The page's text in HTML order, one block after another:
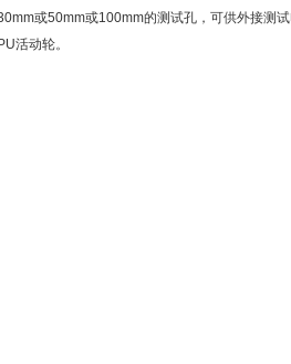
或50mm或100mm的测试孔，可供外接测试
活动轮。